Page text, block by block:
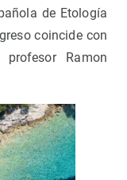
de Etología
coincide con
Ramon